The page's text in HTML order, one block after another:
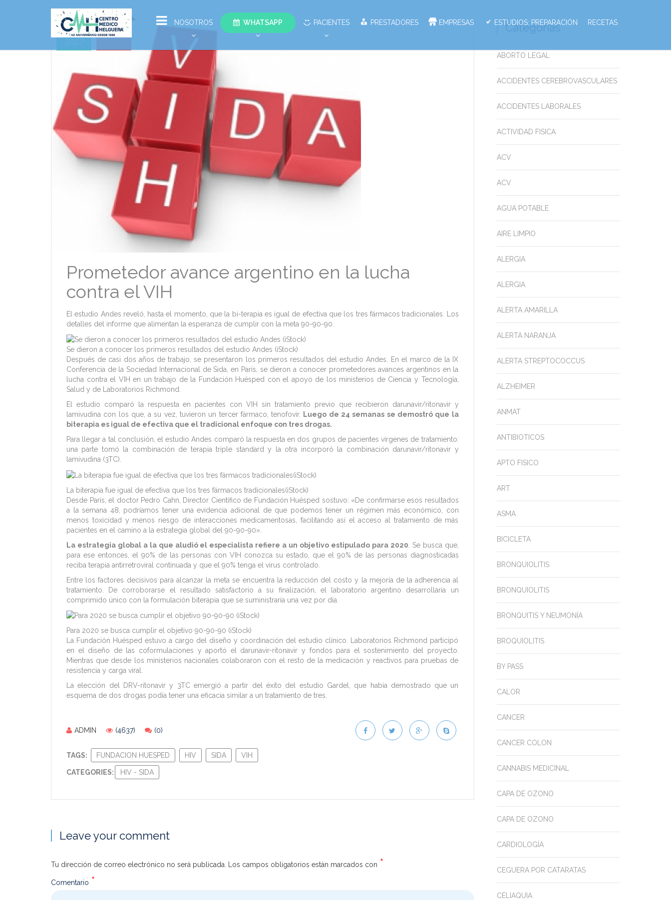
NOSOTROS WHATSAPP PACIENTES PRESTADORES EMPRESAS ESTUDIOS: PREPARACIÓN RECETAS
Jul
27
Prometedor avance argentino en la lucha
contra el VIH
El estudio Andes reveló, hasta el momento, que la bi-terapia es igual de efectiva que los tres fármacos tradicionales. Los
detalles del informe que alimentan la esperanza de cumplir con la meta 90-90-90.
Se dieron a conocer los primeros resultados del estudio Andes (iStock)
Después de casi dos años de trabajo, se presentaron los primeros resultados del estudio Andes. En el marco de la IX
Conferencia de la Sociedad Internacional de Sida, en París, se dieron a conocer prometedores avances argentinos en la
lucha contra el VIH en un trabajo de la Fundación Huésped con el apoyo de los ministerios de Ciencia y Tecnología,
Salud y de Laboratorios Richmond.
El estudio comparó la respuesta en pacientes con VIH sin tratamiento previo que recibieron darunavir/ritonavir y
lamivudina con los que, a su vez, tuvieron un tercer fármaco, tenofovir. Luego de 24 semanas se demostró que la
biterapia es igual de efectiva que el tradicional enfoque con tres drogas.
Para llegar a tal conclusión, el estudio Andes comparó la respuesta en dos grupos de pacientes vírgenes de tratamiento:
una parte tomó la combinación de terapia triple standard y la otra incorporó la combinación darunavir/ritonavir y
lamivudina (3TC).
La biterapia fue igual de efectiva que los tres fármacos tradicionales(iStock)
Desde París, el doctor Pedro Cahn, Director Científico de Fundación Huésped sostuvo: «De confirmarse esos resultados
a la semana 48, podríamos tener una evidencia adicional de que podemos tener un régimen más económico, con
menos toxicidad y menos riesgo de interacciones medicamentosas, facilitando así el acceso al tratamiento de más
pacientes en el camino a la estrategia global del 90-90-90».
La estrategia global a la que aludió el especialista refiere a un objetivo estipulado para 2020 . Se busca que,
para ese entonces, el 90% de las personas con VIH conozca su estado, que el 90% de las personas diagnosticadas
reciba terapia antirretroviral continuada y que el 90% tenga el virus controlado.
Entre los factores decisivos para alcanzar la meta se encuentra la reducción del costo y la mejoría de la adherencia al
tratamiento. De corroborarse el resultado satisfactorio a su finalización, el laboratorio argentino desarrollaría un
comprimido único con la formulación biterapia que se suministraría una vez por día.
Para 2020 se busca cumplir el objetivo 90-90-90 (iStock)
La Fundación Huésped estuvo a cargo del diseño y coordinación del estudio clínico. Laboratorios Richmond participó
en el diseño de las coformulaciones y aportó el darunavir-ritonavir y fondos para el sostenimiento del proyecto.
Mientras que desde los ministerios nacionales colaboraron con el resto de la medicación y reactivos para pruebas de
resistencia y carga viral.
La elección del DRV-ritonavir y 3TC emergió a partir del éxito del estudio Gardel, que había demostrado que un
esquema de dos drogas podía tener una eficacia similar a un tratamiento de tres.
ADMIN (4637) (0)
TAGS: FUNDACION HUESPED HIV SIDA VIH
CATEGORIES: HIV - SIDA
Leave your comment
Tu dirección de correo electrónico no será publicada. Los campos obligatorios están marcados con *
Comentario *
Categorias
ABORTO LEGAL
ACCIDENTES CEREBROVASCULARES
ACCIDENTES LABORALES
ACTIVIDAD FISICA
ACV
ACV
AGUA POTABLE
AIRE LIMPIO
ALERGIA
ALERGIA
ALERTA AMARILLA
ALERTA NARANJA
ALERTA STREPTOCOCCUS
ALZHEIMER
ANMAT
ANTIBIOTICOS
APTO FISICO
ART
ASMA
BICICLETA
BRONQUIOLITIS
BRONQUIOLITIS
BRONQUITIS Y NEUMONÍA
BROQUIOLITIS
BY PASS
CALOR
CANCER
CANCER COLON
CANNABIS MEDICINAL
CAPA DE OZONO
CAPA DE OZONO
CARDIOLOGÍA
CEGUERA POR CATARATAS
CELIAQUIA